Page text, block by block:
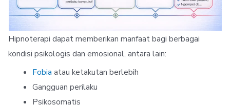
Hipnoterapi dapat memberikan manfaat bagi berbagai
kondisi psikologis dan emosional, antara lain:
Fobia atau ketakutan berlebih
Gangguan perilaku
Psikosomatis